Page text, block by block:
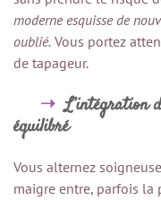
moderne esquisse de
oublié. Vous portez
de tapageur.
L’intégration
équilibré
Vous alternez
maigre entre, parfois la